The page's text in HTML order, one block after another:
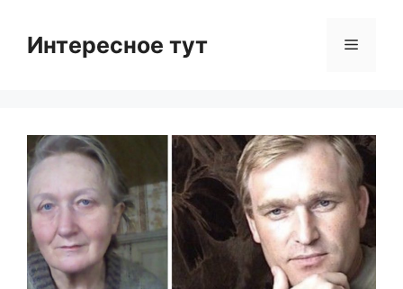
contentИнтересное тут Menu